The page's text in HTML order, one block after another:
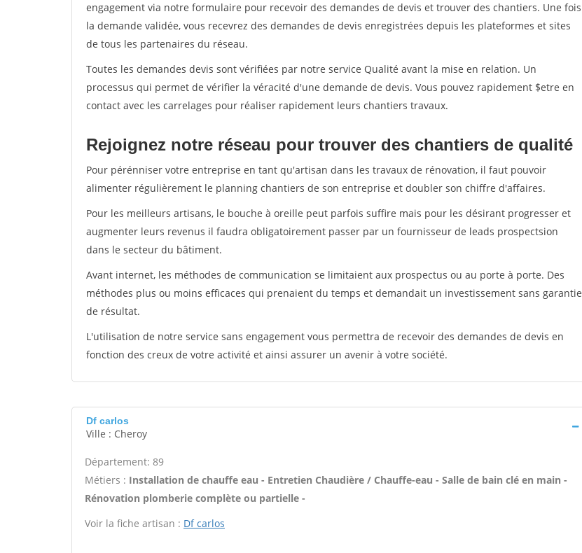
engagement via notre formulaire pour recevoir des demandes de devis et trouver des chantiers. Une fois
la demande validée, vous recevrez des demandes de devis enregistrées depuis les plateformes et sites
de tous les partenaires du réseau.
Toutes les demandes devis sont vérifiées par notre service Qualité avant la mise en relation. Un
processus qui permet de vérifier la véracité d'une demande de devis. Vous pouvez rapidement $etre en
contact avec les carrelages pour réaliser rapidement leurs chantiers travaux.
Rejoignez notre réseau pour trouver des chantiers de qualité
Pour pérénniser votre entreprise en tant qu'artisan dans les travaux de rénovation, il faut pouvoir
alimenter régulièrement le planning chantiers de son entreprise et doubler son chiffre d'affaires.
Pour les meilleurs artisans, le bouche à oreille peut parfois suffire mais pour les désirant progresser et
augmenter leurs revenus il faudra obligatoirement passer par un fournisseur de leads prospectsion
dans le secteur du bâtiment.
Avant internet, les méthodes de communication se limitaient aux prospectus ou au porte à porte. Des
méthodes plus ou moins efficaces qui prenaient du temps et demandait un investissement sans garantie
de résultat.
L'utilisation de notre service sans engagement vous permettra de recevoir des demandes de devis en
fonction des creux de votre activité et ainsi assurer un avenir à votre société.
Df carlos
Ville : Cheroy
Département: 89
Métiers : Installation de chauffe eau - Entretien Chaudière / Chauffe-eau - Salle de bain clé en main -
Rénovation plomberie complète ou partielle -
Voir la fiche artisan : Df carlos